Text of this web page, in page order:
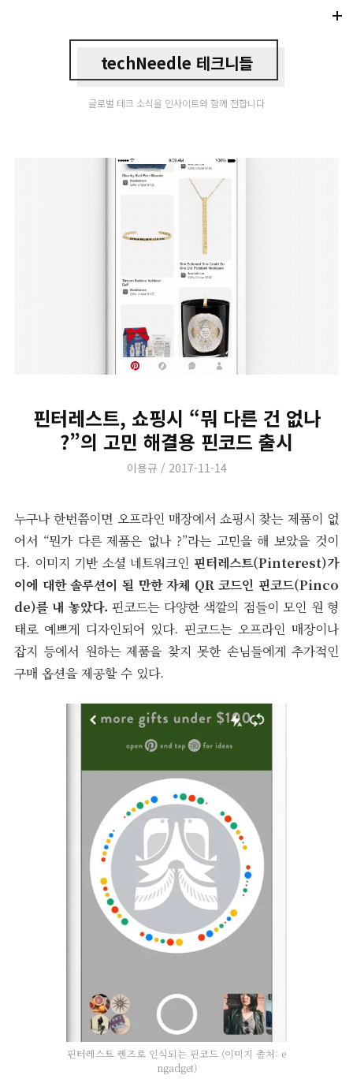
techNeedle 테크니들
글로벌 테크 소식을 인사이트와 함께 전합니다
핀터레스트, 쇼핑시 “뭐 다른 건 없나
?”의 고민 해결용 핀코드 출시
Author
이용규
Posted
2017-11-14
누구나 한번쯤이면 오프라인 매장에서 쇼핑시 찾는 제품이 없
어서 “뭔가 다른 제품은 없나 ?”라는 고민을 해 보았을 것이
다. 이미지 기반 소셜 네트워크인 핀터레스트(Pinterest)가
이에 대한 솔루션이 될 만한 자체 QR 코드인 핀코드(Pinco
de)를 내 놓았다. 핀코드는 다양한 색깔의 점들이 모인 원 형
태로 예쁘게 디자인되어 있다. 핀코드는 오프라인 매장이나
잡지 등에서 원하는 제품을 찾지 못한 손님들에게 추가적인
구매 옵션을 제공할 수 있다.
핀터레스트 렌즈로 인식되는 핀코드 (이미지 출처: e
ngadget)